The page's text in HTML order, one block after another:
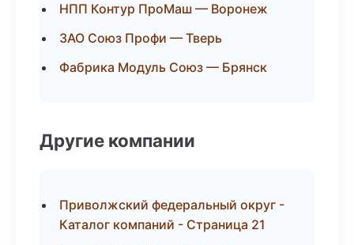
НПП Контур ПроМаш — Воронеж
ЗАО Союз Профи — Тверь
Фабрика Модуль Союз — Брянск
Другие компании
Приволжский федеральный округ -
Каталог компаний - Страница 21